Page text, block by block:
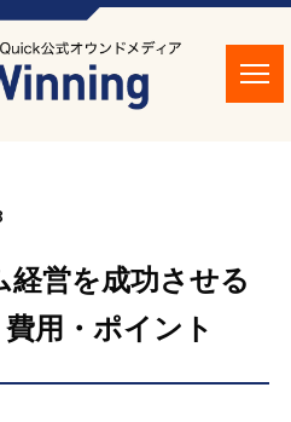
営を成功させる
用・ポイント